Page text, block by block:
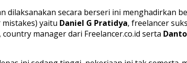
dilaksanakan secara berseri ini
yaitu Daniel G Pratidya, freelancer
, country manager dari Freelancer.co.id serta